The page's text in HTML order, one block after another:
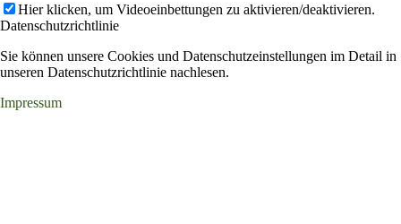
Hier klicken, um Videoeinbettungen zu aktivieren/deaktivieren.
Datenschutzrichtlinie
Sie können unsere Cookies und Datenschutzeinstellungen im Detail in
unseren Datenschutzrichtlinie nachlesen.
Impressum